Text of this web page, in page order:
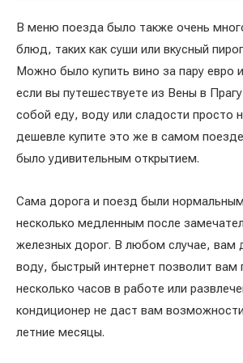
В меню поезда было также очень
блюд, таких как суши или вкусный
Можно было купить вино за пару евро
если вы путешествуете из Вены в
собой еду, воду или сладости просто
дешевле купите это же в самом
было удивительным открытием.
Сама дорога и поезд были
несколько медленным после
железных дорог. В любом случае, вам
воду, быстрый интернет позволит вам
несколько часов в работе или
кондиционер не даст вам
летние месяцы.